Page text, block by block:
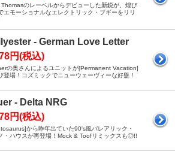
のレーベルからデビューした新鋭が、煌び
エモーショナルなエレクトリック・ブギーをリリ
- German Love Letter
円(税込)
の奥さんによるユニットが[Permanent Vacation]
登場！コズミックでニューウェーヴィーな好盤！
- Delta NRG
円(税込)
から昨年出ていた90's風バレアリック・
・ハウスが再登場！Mock & Toofリミックスも◎!!